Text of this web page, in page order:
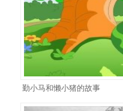
勤小马和懒小猪的故事